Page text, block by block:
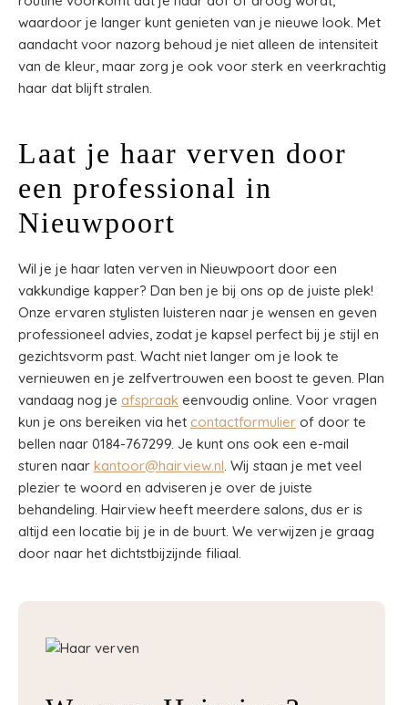
waardoor je langer kunt genieten van je nieuwe look. Met
aandacht voor nazorg behoud je niet alleen de intensiteit
van de kleur, maar zorg je ook voor sterk en veerkrachtig
haar dat blijft stralen.
Laat je haar verven door
een professional in
Nieuwpoort
Wil je je haar laten verven in Nieuwpoort door een
vakkundige kapper? Dan ben je bij ons op de juiste plek!
Onze ervaren stylisten luisteren naar je wensen en geven
professioneel advies, zodat je kapsel perfect bij je stijl en
gezichtsvorm past. Wacht niet langer om je look te
vernieuwen en je zelfvertrouwen een boost te geven. Plan
vandaag nog je afspraak eenvoudig online. Voor vragen
kun je ons bereiken via het contactformulier of door te
bellen naar 0184-767299. Je kunt ons ook een e-mail
sturen naar kantoor@hairview.nl. Wij staan je met veel
plezier te woord en adviseren je over de juiste
behandeling. Hairview heeft meerdere salons, dus er is
altijd een locatie bij je in de buurt. We verwijzen je graag
door naar het dichtstbijzijnde filiaal.